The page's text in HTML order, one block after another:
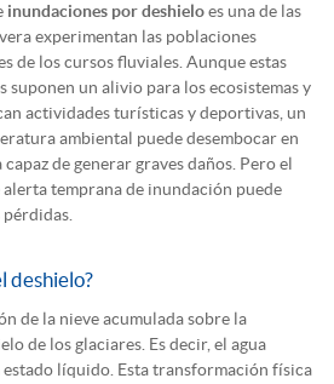
inundaciones por deshieloes una de las
experimentan las poblaciones
de los cursos fluviales. Aunque estas
un alivio para los ecosistemas y
actividades turísticas y deportivas, un
ambiental puede desembocar en
de generar graves daños. Pero el
alerta temprana de inundación puede
deshielo?
de la nieve acumulada sobre la
de los glaciares. Es decir, el agua
estado líquido. Esta transformación física